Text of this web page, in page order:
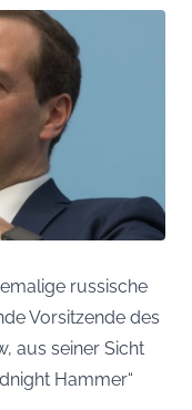
russische
Vorsitzende des
aus seiner Sicht
Hammer“